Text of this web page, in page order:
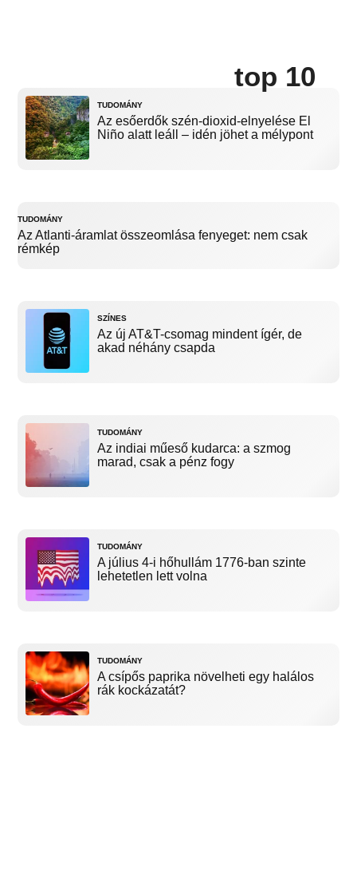
top 10
TUDOMÁNY
Az esőerdők szén-dioxid-elnyelése El
Niño alatt leáll – idén jöhet a mélypont
TUDOMÁNY
Az Atlanti-áramlat összeomlása fenyeget: nem csak
rémkép
SZÍNES
Az új AT&T-csomag mindent ígér, de
akad néhány csapda
TUDOMÁNY
Az indiai műeső kudarca: a szmog
marad, csak a pénz fogy
TUDOMÁNY
A július 4-i hőhullám 1776-ban szinte
lehetetlen lett volna
TUDOMÁNY
A csípős paprika növelheti egy halálos
rák kockázatát?